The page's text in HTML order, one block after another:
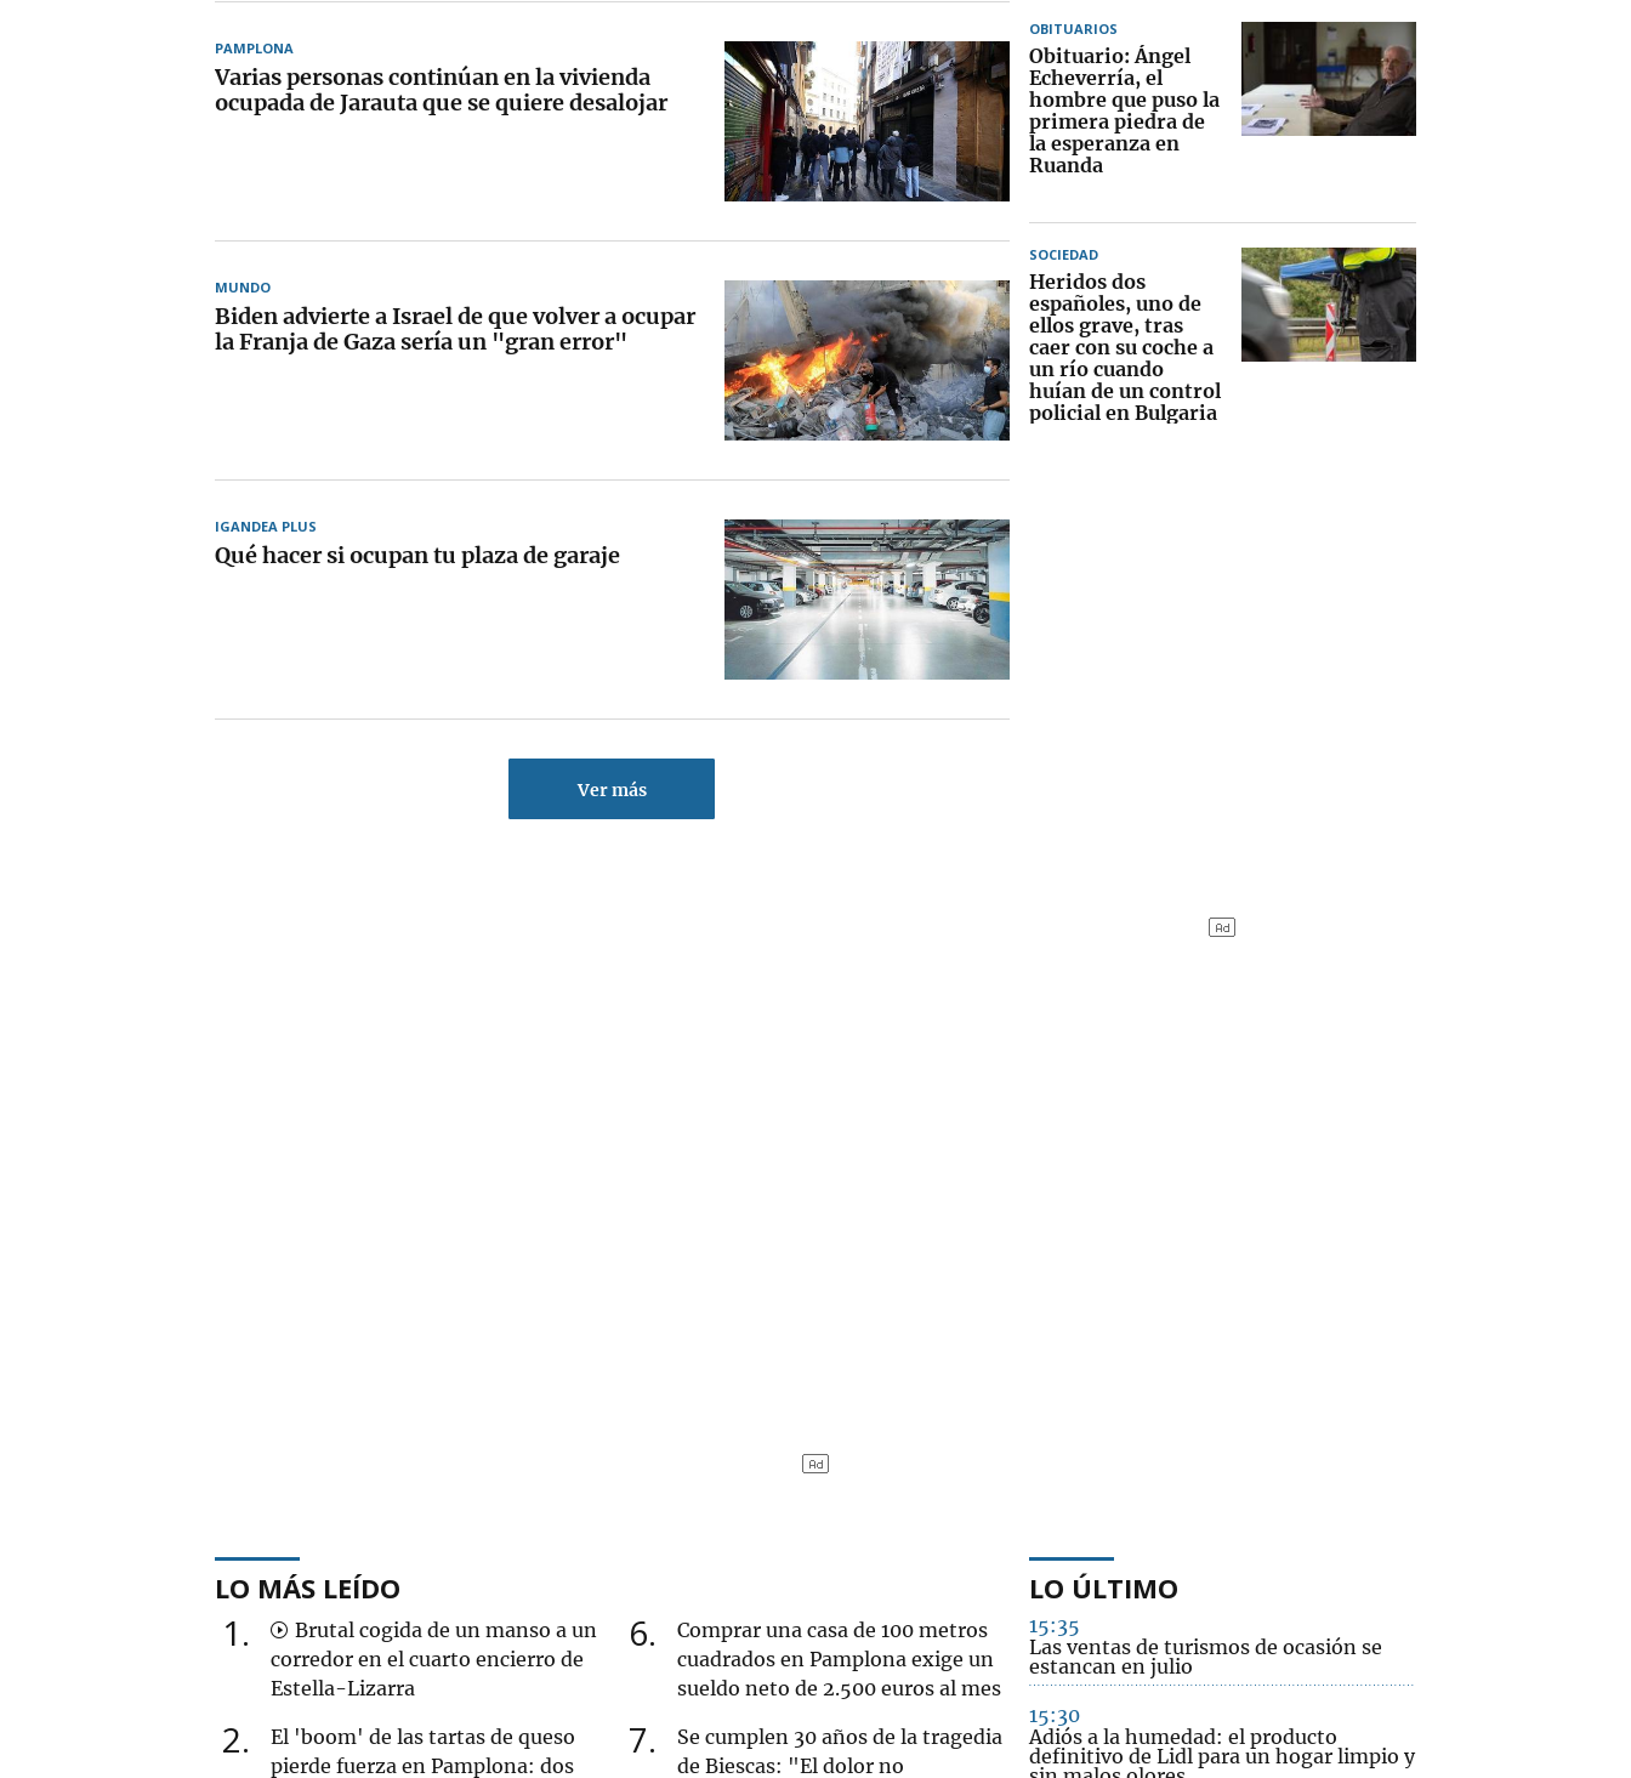
PAMPLONA
Varias personas continúan en la vivienda
ocupada de Jarauta que se quiere desalojar
MUNDO
Biden advierte a Israel de que volver a ocupar
la Franja de Gaza sería un "gran error"
IGANDEA PLUS
Qué hacer si ocupan tu plaza de garaje
Ver más
OBITUARIOS
Obituario: Ángel
Echeverría, el
hombre que puso la
primera piedra de
la esperanza en
Ruanda
SOCIEDAD
Heridos dos
españoles, uno de
ellos grave, tras
caer con su coche a
un río cuando
huían de un control
policial en Bulgaria
LO MÁS LEÍDO
1
Brutal cogida de un manso a un
corredor en el cuarto encierro de
Estella-Lizarra
2
El 'boom' de las tartas de queso
pierde fuerza en Pamplona: dos
6
Comprar una casa de 100 metros
cuadrados en Pamplona exige un
sueldo neto de 2.500 euros al mes
7
Se cumplen 30 años de la tragedia
de Biescas: "El dolor no
LO ÚLTIMO
15:35
Las ventas de turismos de ocasión se
estancan en julio
15:30
Adiós a la humedad: el producto
definitivo de Lidl para un hogar limpio y